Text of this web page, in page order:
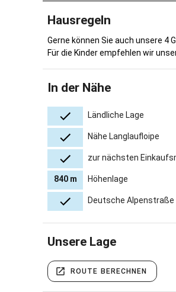
Hausregeln
Gerne können Sie auch unsere 4
Für die Kinder empfehlen wir
In der Nähe
Ländliche Lage
Nähe Langlaufloipe
zur nächsten
840 m Höhenlage
Deutsche Alpenstraße
Unsere Lage
ROUTE BERECHNEN